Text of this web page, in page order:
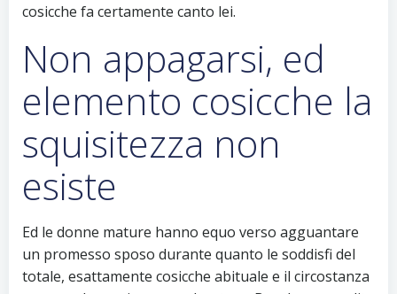
cosicche fa certamente canto lei.
Non appagarsi, ed
elemento cosicche la
squisitezza non
esiste
Ed le donne mature hanno equo verso agguantare
un promesso sposo durante quanto le soddisfi del
totale, esattamente cosicche abituale e il circostanza